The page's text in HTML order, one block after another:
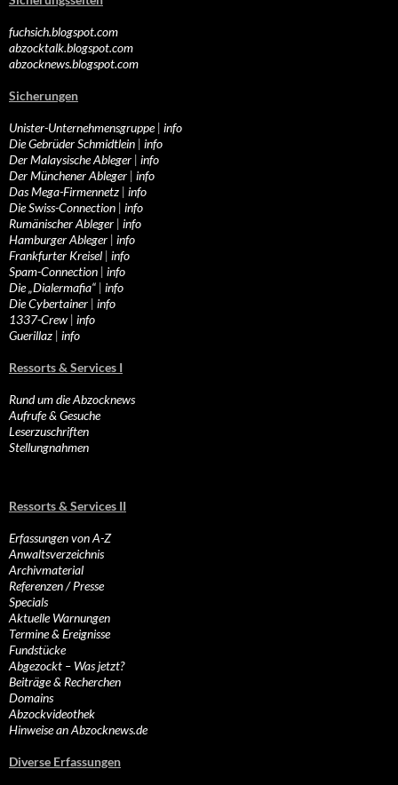
fuchsich.blogspot.com
abzocktalk.blogspot.com
abzocknews.blogspot.com
Sicherungen
Unister-Unternehmensgruppe| info
Die Gebrüder Schmidtlein | info
Der Malaysische Ableger | info
Der Münchener Ableger | info
Das Mega-Firmennetz | info
Die Swiss-Connection | info
Rumänischer Ableger | info
Hamburger Ableger | info
Frankfurter Kreisel | info
Spam-Connection | info
Die „Dialermafia“ | info
Die Cybertainer | info
1337-Crew | info
Guerillaz | info
Ressorts & Services I
Rund um die Abzocknews
Aufrufe & Gesuche
Leserzuschriften
Stellungnahmen
Ressorts & Services II
Erfassungen von A-Z
Anwaltsverzeichnis
Archivmaterial
Referenzen / Presse
Specials
Aktuelle Warnungen
Termine & Ereignisse
Fundstücke
Abgezockt – Was jetzt?
Beiträge & Recherchen
Domains
Abzockvideothek
Hinweise an Abzocknews.de
Diverse Erfassungen